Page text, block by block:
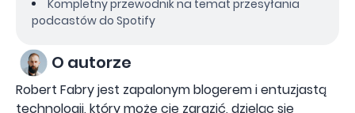
Kompletny przewodnik na temat przesyłania
podcastów do Spotify
O autorze
Robert Fabry jest zapalonym blogerem i entuzjastą
technologii, który może cię zarazić, dzieląc się